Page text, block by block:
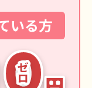
いる方